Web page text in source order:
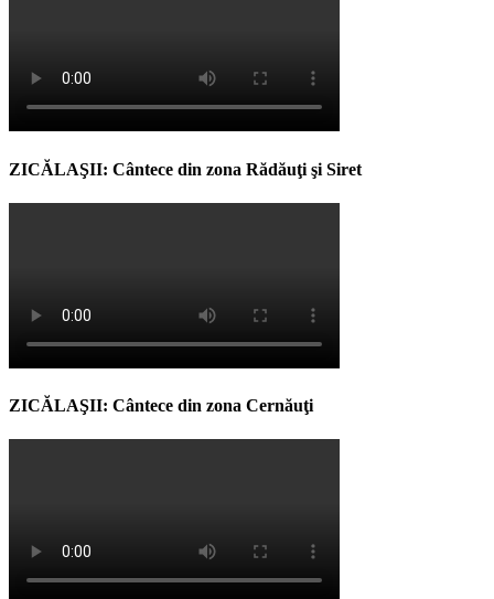
ZICĂLAŞII: Cântece din zona Rădăuţi şi Siret
ZICĂLAŞII: Cântece din zona Cernăuţi